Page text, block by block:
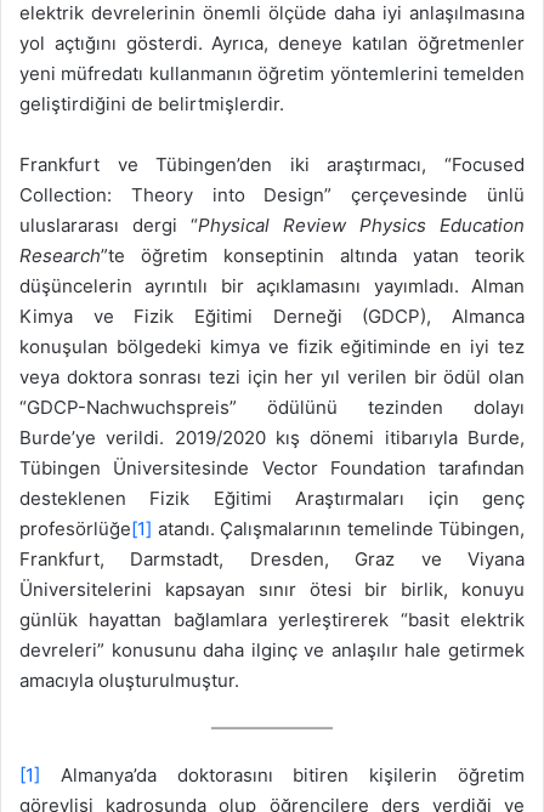
elektrik devrelerinin önemli ölçüde daha iyi anlaşılmasına
yol açtığını gösterdi. Ayrıca, deneye katılan öğretmenler
yeni müfredatı kullanmanın öğretim yöntemlerini temelden
geliştirdiğini de belirtmişlerdir.
Frankfurt ve Tübingen’den iki araştırmacı, “Focused
Collection: Theory into Design” çerçevesinde ünlü
uluslararası dergi “Physical Review Physics Education
Research”te öğretim konseptinin altında yatan teorik
düşüncelerin ayrıntılı bir açıklamasını yayımladı. Alman
Kimya ve Fizik Eğitimi Derneği (GDCP), Almanca
konuşulan bölgedeki kimya ve fizik eğitiminde en iyi tez
veya doktora sonrası tezi için her yıl verilen bir ödül olan
“GDCP-Nachwuchspreis” ödülünü tezinden dolayı
Burde’ye verildi. 2019/2020 kış dönemi itibarıyla Burde,
Tübingen Üniversitesinde Vector Foundation tarafından
desteklenen Fizik Eğitimi Araştırmaları için genç
profesörlüğe[1] atandı. Çalışmalarının temelinde Tübingen,
Frankfurt, Darmstadt, Dresden, Graz ve Viyana
Üniversitelerini kapsayan sınır ötesi bir birlik, konuyu
günlük hayattan bağlamlara yerleştirerek “basit elektrik
devreleri” konusunu daha ilginç ve anlaşılır hale getirmek
amacıyla oluşturulmuştur.
[1] Almanya’da doktorasını bitiren kişilerin öğretim
görevlisi kadrosunda olup öğrencilere ders verdiği ve